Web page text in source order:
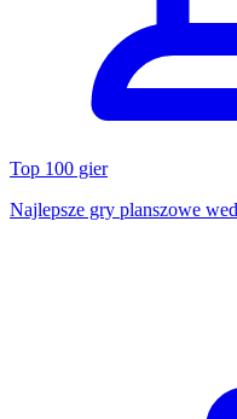
Top 100 gier
Najlepsze gry planszowe